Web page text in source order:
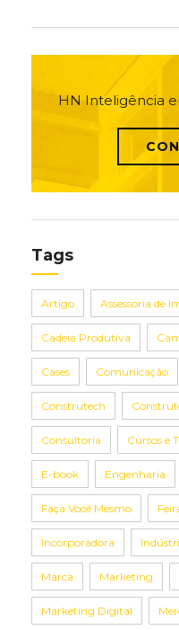
HN Inteligência
Tags
Artigo Assessoria de
Cadeia Produtiva
Cases Comunicação
Construtech
Consultoria Cursos e
E-book Engenharia
Faça Você Mesmo
Incorporadora
Marca Marketing
Marketing Digital